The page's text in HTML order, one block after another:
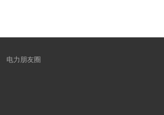
电力朋友圈